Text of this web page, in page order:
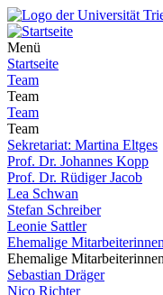
Menü
Startseite
Team
Team
Team
Team
Sekretariat: Martina Eltges
Prof. Dr. Johannes Kopp
Prof. Dr. Rüdiger Jacob
Lea Schwan
Stefan Schreiber
Leonie Sattler
Ehemalige
Ehemalige
Sebastian Dräger
Nico Richter